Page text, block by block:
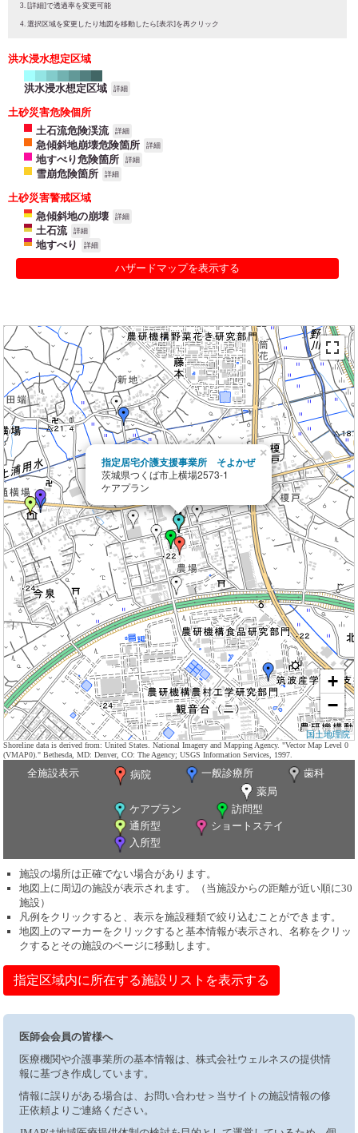
[詳細]で透過率を変更可能
選択区域を変更したり地図を移動したら[表示]を再クリック
洪水浸水想定区域
洪水浸水想定区域 詳細
土砂災害危険個所
土石流危険渓流
詳細
急傾斜地崩壊危険箇所 詳細
地すべり危険箇所 詳細
雪崩危険箇所 詳細
土砂災害警戒区域
急傾斜地の崩壊
詳細
土石流 詳細
地すべり 詳細
ハザードマップを表示する
指定居宅介護支援事業所 そよかぜ
茨城県つくば市上横場2573-1
ケアプラン
×
+
−
国土地理院
Shoreline data is derived from: United States. National Imagery and Mapping Agency. "Vector Map Level 0
(VMAP0)." Bethesda, MD: Denver, CO: The Agency; USGS Information Services, 1997.
全施設表示 病院 一般診療所
歯科
薬局
ケアプラン
訪問型
通所型
ショートステイ
入所型
施設の場所は正確でない場合があります。
地図上に周辺の施設が表示されます。（当施設からの距離が近い順に30
施設）
凡例をクリックすると、表示を施設種類で絞り込むことができます。
地図上のマーカーをクリックすると基本情報が表示され、名称をクリッ
クするとその施設のページに移動します。
指定区域内に所在する施設リストを表示する
医師会会員の皆様へ
医療機関や介護事業所の基本情報は、株式会社ウェルネスの提供情
報に基づき作成しています。
情報に誤りがある場合は、お問い合わせ＞当サイトの施設情報の修
正依頼よりご連絡ください。